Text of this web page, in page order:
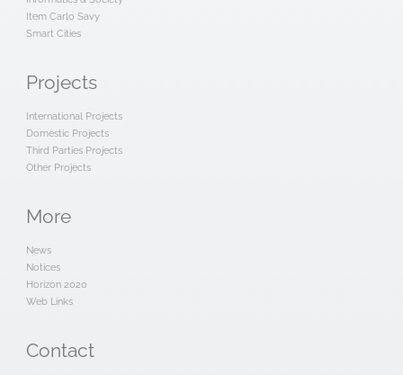
Item Carlo Savy
Smart Cities
Projects
International Projects
Domestic Projects
Third Parties Projects
Other Projects
More
News
Notices
Horizon 2020
Web Links
Contact